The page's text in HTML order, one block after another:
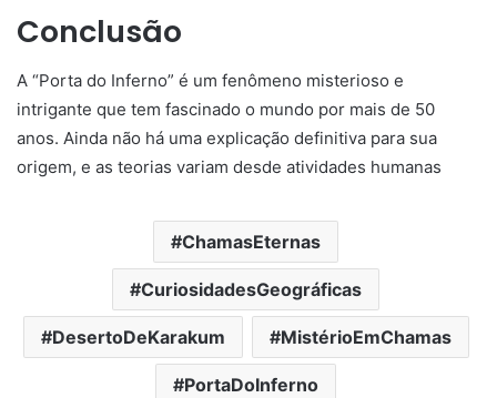
Conclusão
A “Porta do Inferno” é um fenômeno misterioso e
intrigante que tem fascinado o mundo por mais de 50
anos. Ainda não há uma explicação definitiva para sua
origem, e as teorias variam desde atividades humanas
ChamasEternas
CuriosidadesGeográficas
DesertoDeKarakum MistérioEmChamas
PortaDoInferno